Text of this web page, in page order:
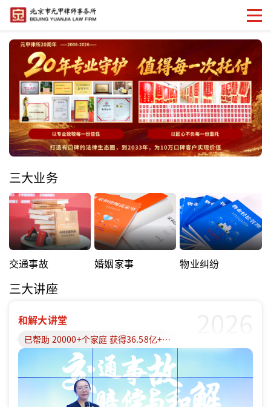
三大业务
交通事故 婚姻家事 物业纠纷
三大讲座
和解大讲堂
已帮助 20000+个家庭 获得36.58亿+赔偿款